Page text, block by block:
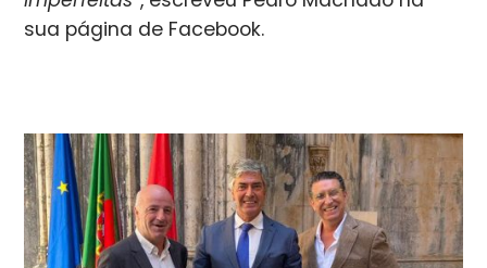
sua página de Facebook.